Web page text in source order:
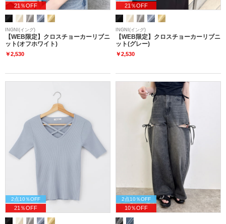
21％OFF
INGNI(イング)
【WEB限定】クロスチョーカーリブニ
ット(オフホワイト)
￥2,530
21％OFF
INGNI(イング)
【WEB限定】クロスチョーカーリブニ
ット(グレー)
￥2,530
2点10％OFF
21％OFF
2点10％OFF
10％OFF